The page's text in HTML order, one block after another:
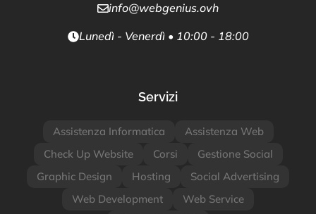
info@webgenius.ovh
Lunedì - Venerdì • 10:00 - 18:00
Servizi
Assistenza Informatica
Assistenza Web
Check Up Website
Corsi
Gestione Social
Graphic Design
Hosting
Social Advertising
Web Development
Web Service